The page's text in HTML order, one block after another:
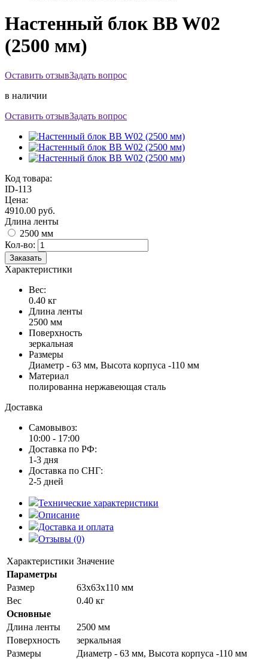
Настенный блок BB W02
(2500 мм)
Оставить отзывЗадать вопрос
в наличии
Оставить отзывЗадать вопрос
Код товара:
ID-113
Цена:
4910.00 руб.
Длина ленты
2500 мм
Кол-во:
Заказать
Характеристики
Вес:
0.40 кг
Длина ленты
2500 мм
Поверхность
зеркальная
Размеры
Диаметр - 63 мм, Высота корпуса -110 мм
Материал
полированна нержавеющая сталь
Доставка
Самовывоз:
10:00 - 17:00
Доставка по РФ:
1-3 дня
Доставка по СНГ:
2-5 дней
Технические характеристики
Описание
Доставка и оплата
Отзывы (0)
Характеристики Значение
Параметры
Размер
63x63x110 мм
Вес
0.40 кг
Основные
Длина ленты
2500 мм
Поверхность
зеркальная
Размеры
Диаметр - 63 мм, Высота корпуса -110 мм